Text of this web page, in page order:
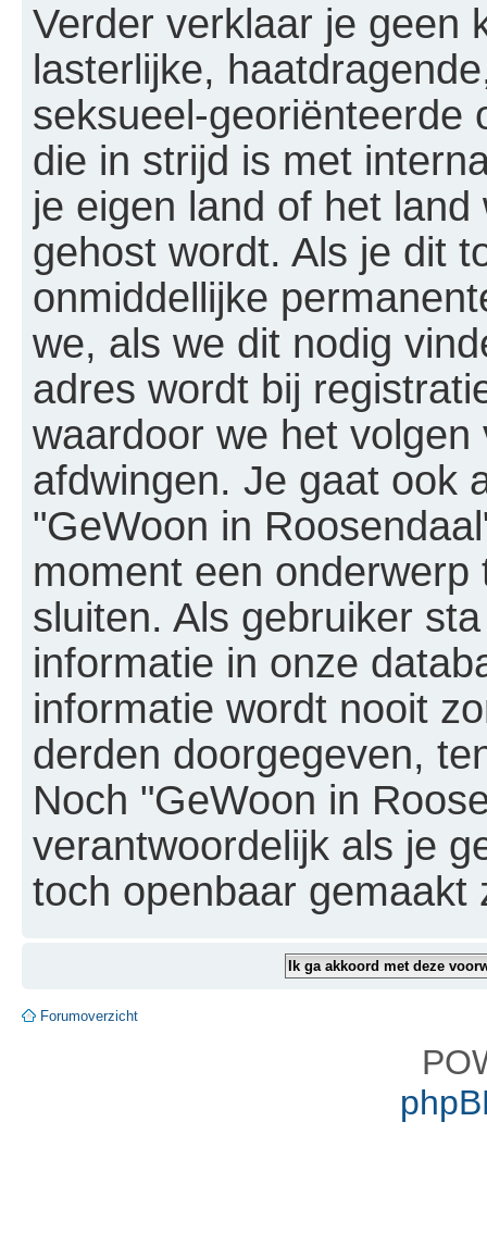
Verder verklaar je geen
lasterlijke,
seksueel-georiënteerde
die in strijd is met
je eigen land of het
gehost wordt. Als je dit
onmiddellijke
we, als we dit nodig
adres wordt bij
waardoor we het
afdwingen. Je gaat ook
"GeWoon in
moment een
sluiten. Als gebruiker
informatie in onze
informatie wordt nooit
derden doorgegeven,
Noch "GeWoon in
verantwoordelijk als je
toch openbaar gemaakt
Forumoverzicht